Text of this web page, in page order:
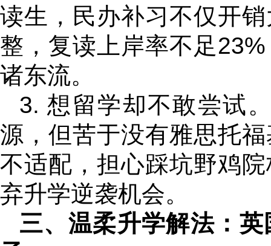
读生，民办补习不仅开
整，复读上岸率不足
诸东流。
3. 想留学却不敢尝试
源，但苦于没有雅思托
不适配，担心踩坑野鸡
弃升学逆袭机会。
三、温柔升学解法：